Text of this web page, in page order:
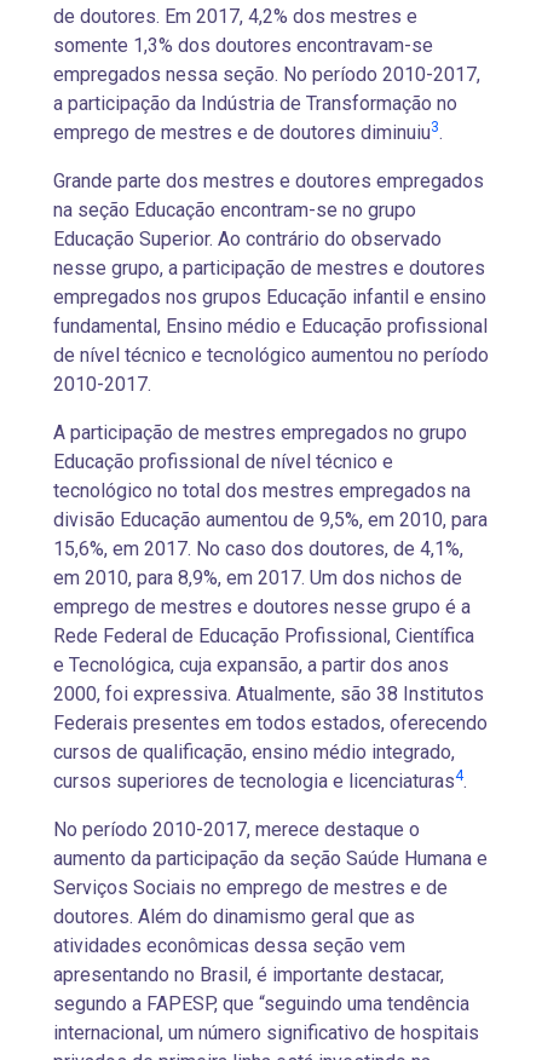
de doutores. Em 2017, 4,2% dos mestres e
somente 1,3% dos doutores encontravam-se
empregados nessa seção. No período 2010-2017,
a participação da Indústria de Transformação no
emprego de mestres e de doutores diminuiu3.
Grande parte dos mestres e doutores empregados
na seção Educação encontram-se no grupo
Educação Superior. Ao contrário do observado
nesse grupo, a participação de mestres e doutores
empregados nos grupos Educação infantil e ensino
fundamental, Ensino médio e Educação profissional
de nível técnico e tecnológico aumentou no período
2010-2017.
A participação de mestres empregados no grupo
Educação profissional de nível técnico e
tecnológico no total dos mestres empregados na
divisão Educação aumentou de 9,5%, em 2010, para
15,6%, em 2017. No caso dos doutores, de 4,1%,
em 2010, para 8,9%, em 2017. Um dos nichos de
emprego de mestres e doutores nesse grupo é a
Rede Federal de Educação Profissional, Científica
e Tecnológica, cuja expansão, a partir dos anos
2000, foi expressiva. Atualmente, são 38 Institutos
Federais presentes em todos estados, oferecendo
cursos de qualificação, ensino médio integrado,
cursos superiores de tecnologia e licenciaturas4.
No período 2010-2017, merece destaque o
aumento da participação da seção Saúde Humana e
Serviços Sociais no emprego de mestres e de
doutores. Além do dinamismo geral que as
atividades econômicas dessa seção vem
apresentando no Brasil, é importante destacar,
segundo a FAPESP, que “seguindo uma tendência
internacional, um número significativo de hospitais